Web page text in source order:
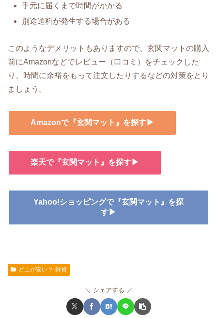
手元に届くまで時間がかかる
別途送料が発生する場合がある
このようなデメリットもありますので、玄関マットの購入
前にAmazonなどでレビュー（口コミ）をチェックした
り、時間に余裕をもって注文したりするなどの対策をとり
ましょう。
Amazonで『玄関マット』を探す▶
楽天で『玄関マット』を探す▶
Yahoo!ショッピングで『玄関マット』を探
す▶
どこが安い？-雑貨
シェアする